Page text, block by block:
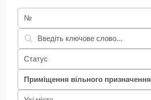
Статус
Приміщення вільного призначення